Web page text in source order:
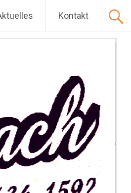
Kontakt